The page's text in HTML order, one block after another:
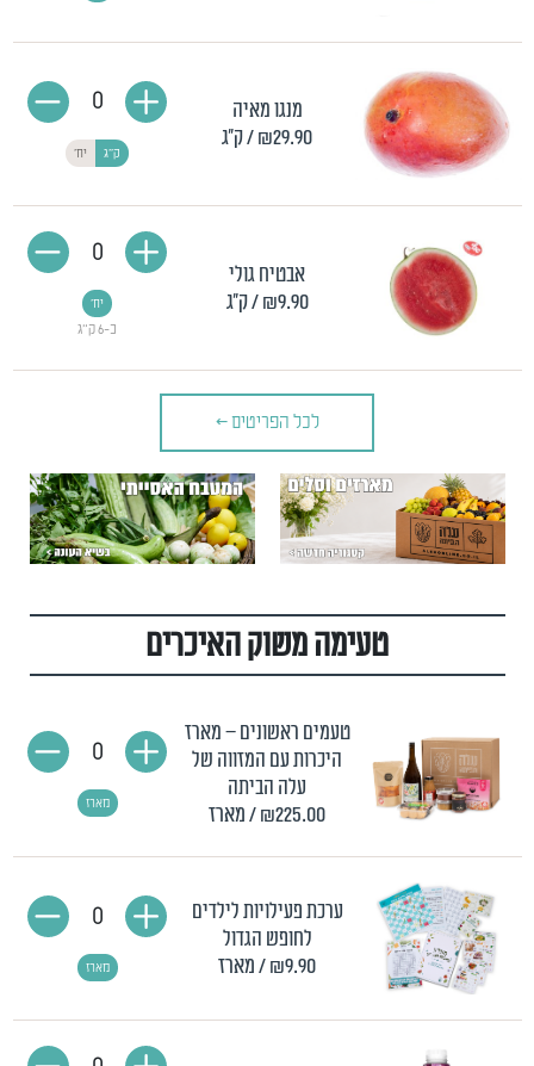
מנגו מאיה
₪29.90/ ק"ג
ק"ג יח'
0
אבטיח גולי
₪9.90 / ק"ג
כ-6 ק"ג
יח'
0
לכל הפריטים>
טעימה משוק האיכרים
טעמים ראשונים – מארז
היכרות עם המזווה של
עלה הביתה
₪225.00/ מארז מארז
0
ערכת פעילויות לילדים
לחופש הגדול
₪9.90/ מארז מארז
0